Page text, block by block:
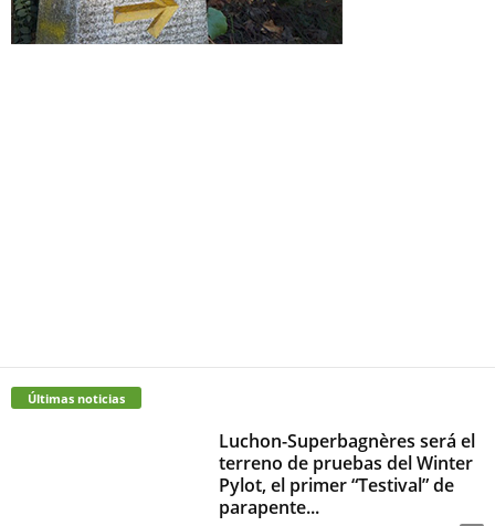
Últimas noticias
Luchon-Superbagnères será el
terreno de pruebas del Winter
Pylot, el primer “Testival” de
parapente...